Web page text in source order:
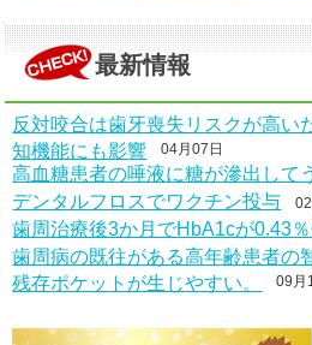
最新情報
反対咬合は歯牙喪失リスクが高い
知機能にも影響 04月07日
高血糖患者の唾液に糖が滲出して
デンタルフロスでワクチン投与 02
歯周治療後3か月でHbA1cが0.43％
歯周病の既往がある高年齢患者の
残存ポケットが生じやすい。 09月